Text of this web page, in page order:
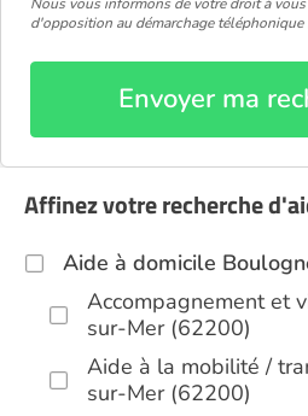
d'opposition au démarchage
Envoyer ma
Affinez votre recherche
Aide à domicile
Accompagnement et
sur-Mer (62200)
Aide à la mobilité /
sur-Mer (62200)